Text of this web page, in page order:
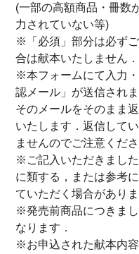
(一部の高額商品・冊数
力されていない等)
※「必須」部分は必ず
合は献本いたしません．
※本フォームにて入力
認メール」が送信されま
そのメールをそのまま
いたします．返信して
ませんのでご注意くださ
※ご記入いただきまし
に類する，または参考
ていただく場合がありま
※発売前商品につきま
なります．
※お申込された献本内容